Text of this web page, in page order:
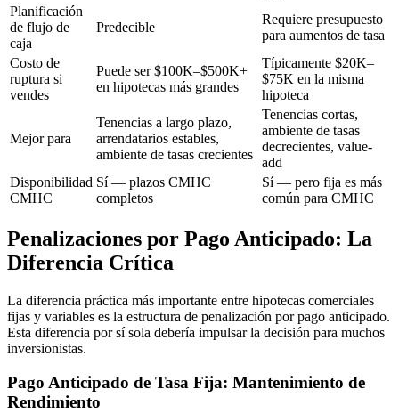
Planificación
de flujo de
caja
Predecible
Requiere presupuesto
para aumentos de tasa
Costo de
ruptura si
vendes
Puede ser $100K–$500K+
en hipotecas más grandes
Típicamente $20K–
$75K en la misma
hipoteca
Mejor para
Tenencias a largo plazo,
arrendatarios estables,
ambiente de tasas crecientes
Tenencias cortas,
ambiente de tasas
decrecientes, value-
add
Disponibilidad
CMHC
Sí — plazos CMHC
completos
Sí — pero fija es más
común para CMHC
Penalizaciones por Pago Anticipado: La
Diferencia Crítica
La diferencia práctica más importante entre hipotecas comerciales
fijas y variables es la estructura de penalización por pago anticipado.
Esta diferencia por sí sola debería impulsar la decisión para muchos
inversionistas.
Pago Anticipado de Tasa Fija: Mantenimiento de
Rendimiento